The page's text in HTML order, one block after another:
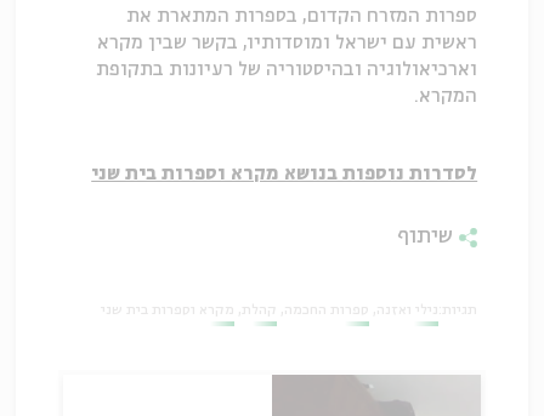
ספרות המזרח הקדום, בספרות המתארת את
ראשית עם ישראל ומוסדותיו, בקשר שבין מקרא
וארכיאולוגיה ובהיסטוריה של רעיונות בתקופת
המקרא.
לסדרות נוספות בנושא מקרא וספרות בית שני
שיתוף
תגיות:נילי ואזנה ספרות החכמה קהלת מקרא וספרות בית שני